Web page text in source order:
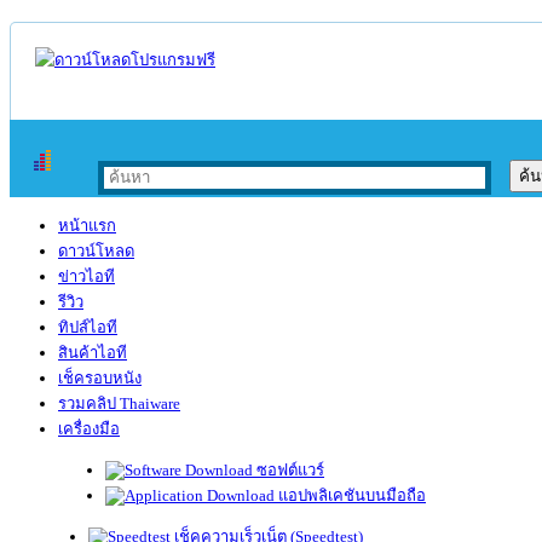
หน้าแรก
ดาวน์โหลด
ข่าวไอที
รีวิว
ทิปส์ไอที
สินค้าไอที
เช็ครอบหนัง
รวมคลิป Thaiware
เครื่องมือ
ซอฟต์แวร์
แอปพลิเคชันบนมือถือ
เช็คความเร็วเน็ต (Speedtest)